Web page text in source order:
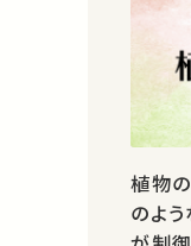
植物
のよ